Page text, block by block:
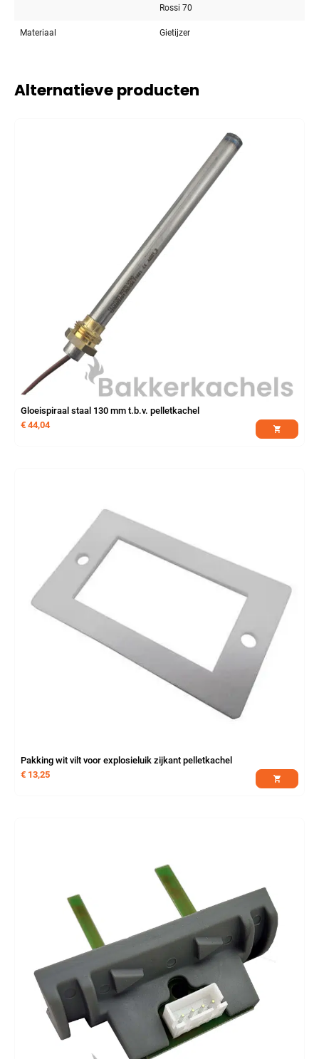
Rossi 70
Materiaal Gietijzer
Alternatieve producten
Gloeispiraal staal 130 mm t.b.v. pelletkachel
€ 44,04
Pakking wit vilt voor explosieluik zijkant pelletkachel
€ 13,25